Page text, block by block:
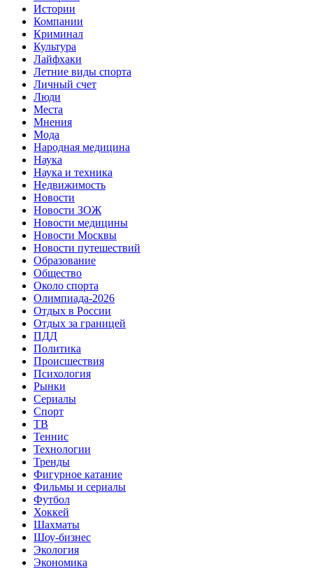
Истории
Компании
Криминал
Культура
Лайфхаки
Летние виды спорта
Личный счет
Люди
Места
Мнения
Мода
Народная медицина
Наука
Наука и техника
Недвижимость
Новости
Новости ЗОЖ
Новости медицины
Новости Москвы
Новости путешествий
Образование
Общество
Около спорта
Олимпиада-2026
Отдых в России
Отдых за границей
ПДД
Политика
Происшествия
Психология
Рынки
Сериалы
Спорт
ТВ
Теннис
Технологии
Тренды
Фигурное катание
Фильмы и сериалы
Футбол
Хоккей
Шахматы
Шоу-бизнес
Экология
Экономика